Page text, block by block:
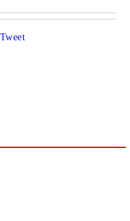
ПОЛЕТА
лични данни
ден.
Tweet